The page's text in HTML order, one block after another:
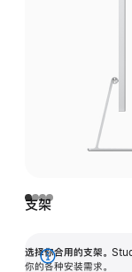
支架
选择你合用的支架。
你的各种安装需求。
展